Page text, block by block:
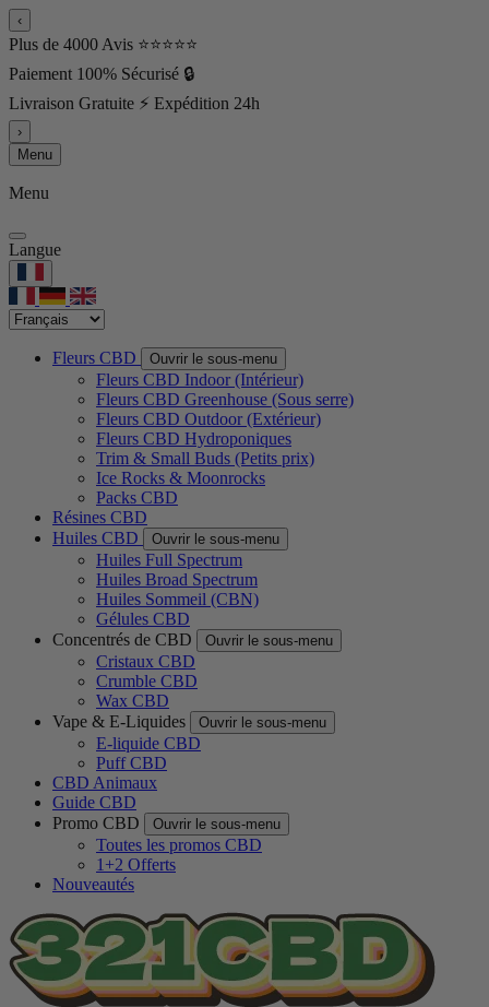
‹
Plus de 4000 Avis ⭐⭐⭐⭐⭐
Paiement 100% Sécurisé 🔒
Livraison Gratuite ⚡ Expédition 24h
›
Menu
Menu
Langue
Fleurs CBD Ouvrir le sous-menu
Fleurs CBD Indoor (Intérieur)
Fleurs CBD Greenhouse (Sous serre)
Fleurs CBD Outdoor (Extérieur)
Fleurs CBD Hydroponiques
Trim & Small Buds (Petits prix)
Ice Rocks & Moonrocks
Packs CBD
Résines CBD
Huiles CBD
Ouvrir le sous-menu
Huiles Full Spectrum
Huiles Broad Spectrum
Huiles Sommeil (CBN)
Gélules CBD
Concentrés de CBD
Ouvrir le sous-menu
Cristaux CBD
Crumble CBD
Wax CBD
Vape & E-Liquides
Ouvrir le sous-menu
E-liquide CBD
Puff CBD
CBD Animaux
Guide CBD
Promo CBD
Ouvrir le sous-menu
Toutes les promos CBD
1+2 Offerts
Nouveautés